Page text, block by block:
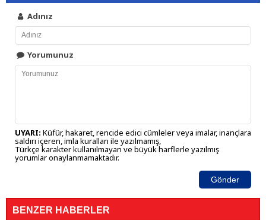
Adınız
Yorumunuz
UYARI: Küfür, hakaret, rencide edici cümleler veya imalar, inançlara
saldırı içeren, imla kuralları ile yazılmamış,
Türkçe karakter kullanılmayan ve büyük harflerle yazılmış
yorumlar onaylanmamaktadır.
Gönder
BENZER HABERLER